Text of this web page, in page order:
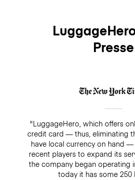
Presse
"LuggageHero, which offers
credit card — thus, eliminating
have local currency on hand
recent players to expand its
the company began operating
today it has some 250